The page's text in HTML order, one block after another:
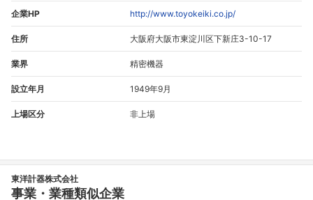
企業HP http://www.toyokeiki.co.jp/
住所 大阪府大阪市東淀川区下新庄3-10-17
業界 精密機器
設立年月 1949年9月
上場区分 非上場
東洋計器株式会社
事業・業種類似企業